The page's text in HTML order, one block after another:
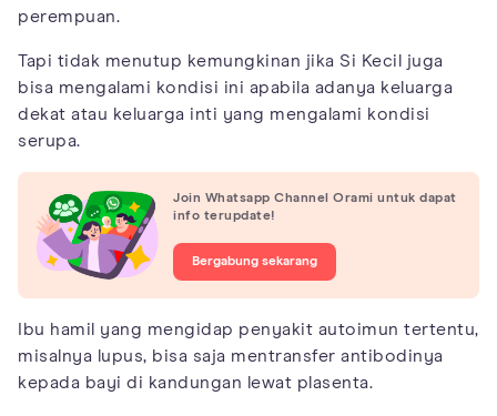
perempuan.
Tapi tidak menutup kemungkinan jika Si Kecil juga
bisa mengalami kondisi ini apabila adanya keluarga
dekat atau keluarga inti yang mengalami kondisi
serupa.
Join Whatsapp Channel Orami untuk dapat
info terupdate!
Bergabung sekarang
Ibu hamil yang mengidap penyakit autoimun tertentu,
misalnya lupus, bisa saja mentransfer antibodinya
kepada bayi di kandungan lewat plasenta.